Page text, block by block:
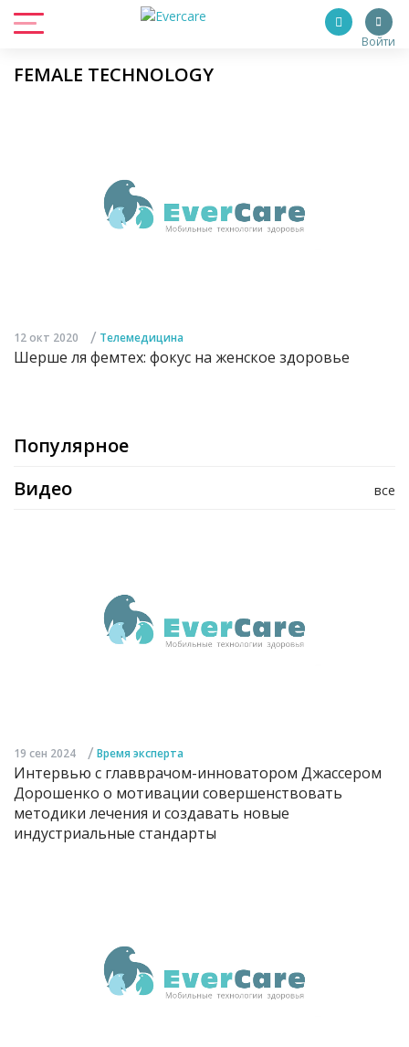
Войти
FEMALE TECHNOLOGY
12 окт 2020 / Телемедицина
Шерше ля фемтех: фокус на женское здоровье
Популярное
все
Видео
19 сен 2024 / Время эксперта
Интервью с главврачом-инноватором Джассером
Дорошенко о мотивации совершенствовать
методики лечения и создавать новые
индустриальные стандарты